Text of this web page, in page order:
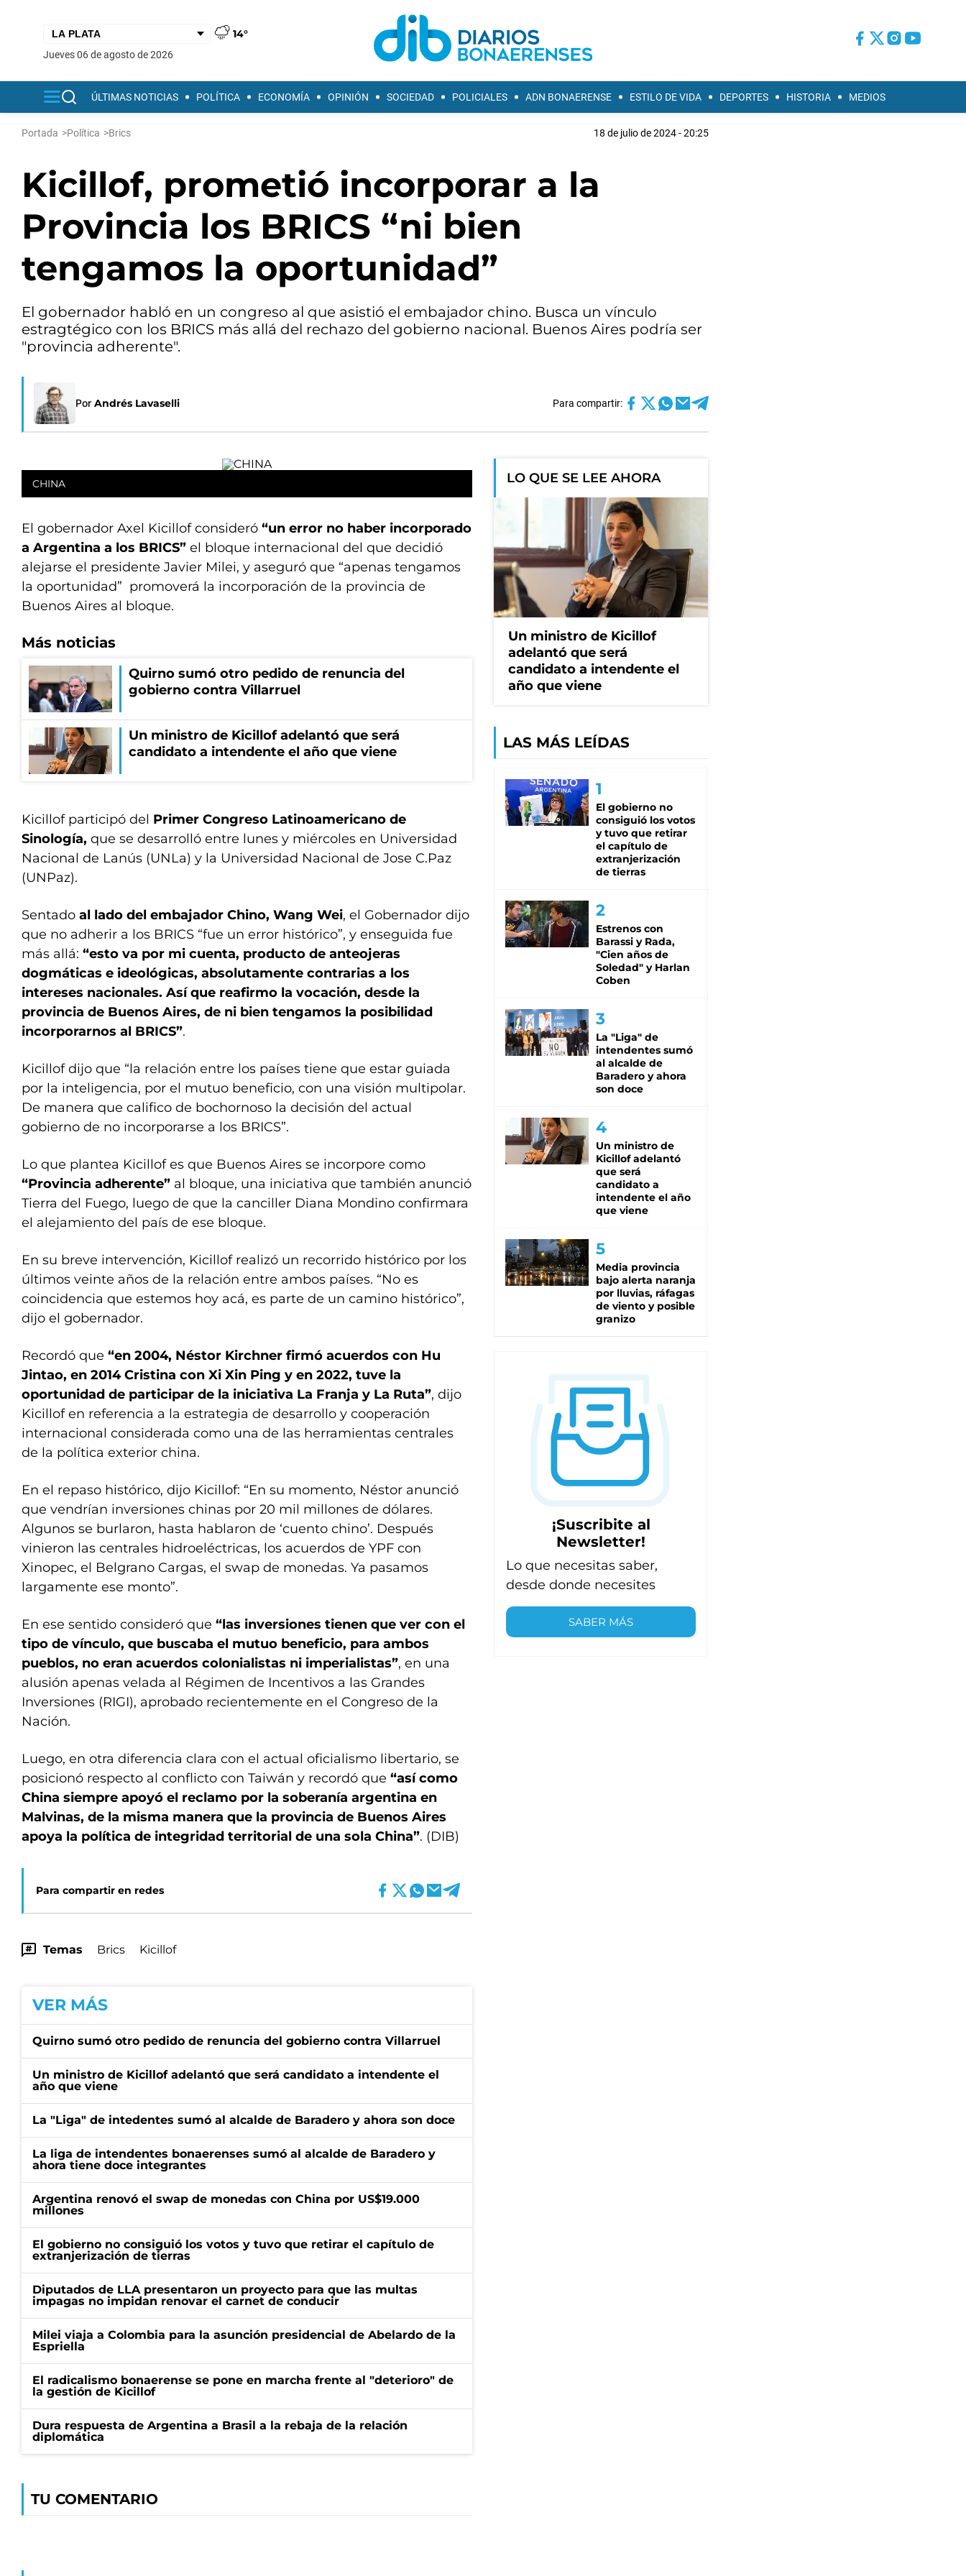
14°
jueves 06 de agosto de 2026
ÚLTIMAS NOTICIAS POLÍTICA ECONOMÍA OPINIÓN SOCIEDAD POLICIALES ADN BONAERENSE ESTILO DE VIDA DEPORTES HISTORIA MEDIOS
Portada >Política >Brics 18 de julio de 2024 - 20:25
Kicillof, prometió incorporar a la
Provincia los BRICS “ni bien
tengamos la oportunidad”
El gobernador habló en un congreso al que asistió el embajador chino. Busca un vínculo
estragtégico con los BRICS más allá del rechazo del gobierno nacional. Buenos Aires podría ser
"provincia adherente".
Por Andrés Lavaselli Para compartir:
CHINA
El gobernador Axel Kicillof consideró “un error no haber incorporado
a Argentina a los BRICS” el bloque internacional del que decidió
alejarse el presidente Javier Milei, y aseguró que “apenas tengamos
la oportunidad” promoverá la incorporación de la provincia de
Buenos Aires al bloque.
Más noticias
Quirno sumó otro pedido de renuncia del
gobierno contra Villarruel
Un ministro de Kicillof adelantó que será
candidato a intendente el año que viene
Kicillof participó del Primer Congreso Latinoamericano de
Sinología, que se desarrolló entre lunes y miércoles en Universidad
Nacional de Lanús (UNLa) y la Universidad Nacional de Jose C.Paz
(UNPaz).
Sentado al lado del embajador Chino, Wang Wei, el Gobernador dijo
que no adherir a los BRICS “fue un error histórico”, y enseguida fue
más allá: “esto va por mi cuenta, producto de anteojeras
dogmáticas e ideológicas, absolutamente contrarias a los
intereses nacionales. Así que reafirmo la vocación, desde la
provincia de Buenos Aires, de ni bien tengamos la posibilidad
incorporarnos al BRICS”.
Kicillof dijo que “la relación entre los países tiene que estar guiada
por la inteligencia, por el mutuo beneficio, con una visión multipolar.
De manera que califico de bochornoso la decisión del actual
gobierno de no incorporarse a los BRICS”.
Lo que plantea Kicillof es que Buenos Aires se incorpore como
“Provincia adherente” al bloque, una iniciativa que también anunció
Tierra del Fuego, luego de que la canciller Diana Mondino confirmara
el alejamiento del país de ese bloque.
En su breve intervención, Kicillof realizó un recorrido histórico por los
últimos veinte años de la relación entre ambos países. “No es
coincidencia que estemos hoy acá, es parte de un camino histórico”,
dijo el gobernador.
Recordó que “en 2004, Néstor Kirchner firmó acuerdos con Hu
Jintao, en 2014 Cristina con Xi Xin Ping y en 2022, tuve la
oportunidad de participar de la iniciativa La Franja y La Ruta”, dijo
Kicillof en referencia a la estrategia de desarrollo y cooperación
internacional considerada como una de las herramientas centrales
de la política exterior china.
En el repaso histórico, dijo Kicillof: “En su momento, Néstor anunció
que vendrían inversiones chinas por 20 mil millones de dólares.
Algunos se burlaron, hasta hablaron de ‘cuento chino’. Después
vinieron las centrales hidroeléctricas, los acuerdos de YPF con
Xinopec, el Belgrano Cargas, el swap de monedas. Ya pasamos
largamente ese monto”.
En ese sentido consideró que “las inversiones tienen que ver con el
tipo de vínculo, que buscaba el mutuo beneficio, para ambos
pueblos, no eran acuerdos colonialistas ni imperialistas”, en una
alusión apenas velada al Régimen de Incentivos a las Grandes
Inversiones (RIGI), aprobado recientemente en el Congreso de la
Nación.
Luego, en otra diferencia clara con el actual oficialismo libertario, se
posicionó respecto al conflicto con Taiwán y recordó que “así como
China siempre apoyó el reclamo por la soberanía argentina en
Malvinas, de la misma manera que la provincia de Buenos Aires
apoya la política de integridad territorial de una sola China”. (DIB)
Para compartir en redes
Temas Brics Kicillof
VER MÁS
Quirno sumó otro pedido de renuncia del gobierno contra Villarruel
Un ministro de Kicillof adelantó que será candidato a intendente el
año que viene
La "Liga" de intedentes sumó al alcalde de Baradero y ahora son doce
La liga de intendentes bonaerenses sumó al alcalde de Baradero y
ahora tiene doce integrantes
Argentina renovó el swap de monedas con China por US$19.000
millones
El gobierno no consiguió los votos y tuvo que retirar el capítulo de
extranjerización de tierras
Diputados de LLA presentaron un proyecto para que las multas
impagas no impidan renovar el carnet de conducir
Milei viaja a Colombia para la asunción presidencial de Abelardo de la
Espriella
El radicalismo bonaerense se pone en marcha frente al "deterioro" de
la gestión de Kicillof
Dura respuesta de Argentina a Brasil a la rebaja de la relación
diplomática
TU COMENTARIO
LO QUE SE LEE AHORA
Un ministro de Kicillof
adelantó que será
candidato a intendente el
año que viene
LAS MÁS LEÍDAS
El gobierno no
consiguió los votos
y tuvo que retirar
el capítulo de
extranjerización
de tierras
Estrenos con
Barassi y Rada,
"Cien años de
Soledad" y Harlan
Coben
La "Liga" de
intendentes sumó
al alcalde de
Baradero y ahora
son doce
Un ministro de
Kicillof adelantó
que será
candidato a
intendente el año
que viene
Media provincia
bajo alerta naranja
por lluvias, ráfagas
de viento y posible
granizo
¡Suscribite al
Newsletter!
Lo que necesitas saber,
desde donde necesites
SABER MÁS